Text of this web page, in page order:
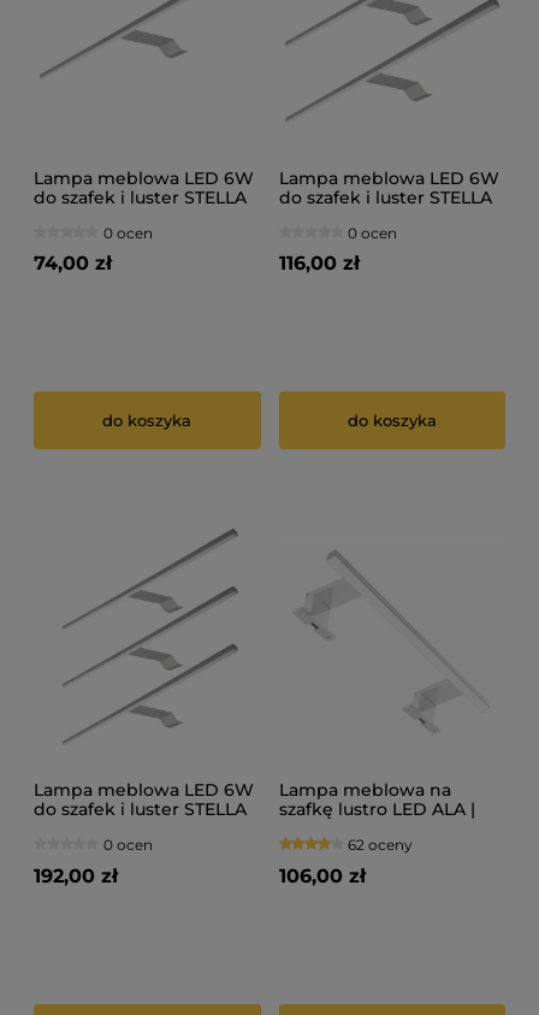
Lampa meblowa LED 6W
do szafek i luster STELLA
0 ocen
74,00 zł
do koszyka
Lampa meblowa LED 6W
do szafek i luster STELLA
0 ocen
116,00 zł
do koszyka
Lampa meblowa LED 6W
do szafek i luster STELLA
0 ocen
192,00 zł
Lampa meblowa na
szafkę lustro LED ALA |
62 oceny
106,00 zł